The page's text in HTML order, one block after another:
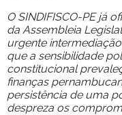
O SINDIFISCO-PE já
da Assembleia
urgente
que a sensibilidade
constitucional
finanças
persistência de uma
despreza os